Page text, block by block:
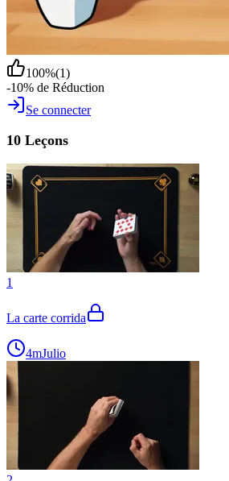
100%(1)
-10% de Réduction
Se connecter
10 Leçons
1
La carte corrida
4mJulio